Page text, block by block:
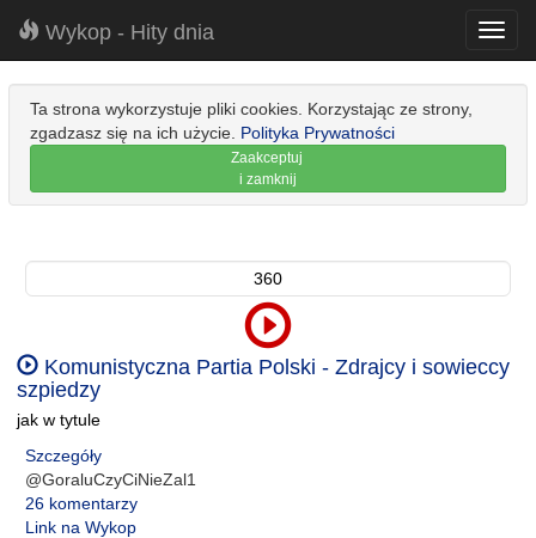
Wykop - Hity dnia
Ta strona wykorzystuje pliki cookies. Korzystając ze strony,
zgadzasz się na ich użycie. Polityka Prywatności
Zaakceptuj
i zamknij
360
Komunistyczna Partia Polski - Zdrajcy i sowieccy
szpiedzy
jak w tytule
Szczegóły
@GoraluCzyCiNieZal1
26 komentarzy
Link na Wykop